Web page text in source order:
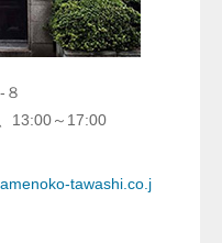
13:00～17:00
tawashi.co.j